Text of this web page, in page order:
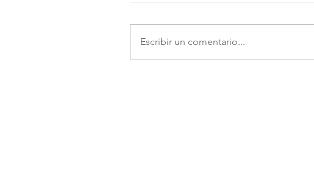
Escribir un comentario...